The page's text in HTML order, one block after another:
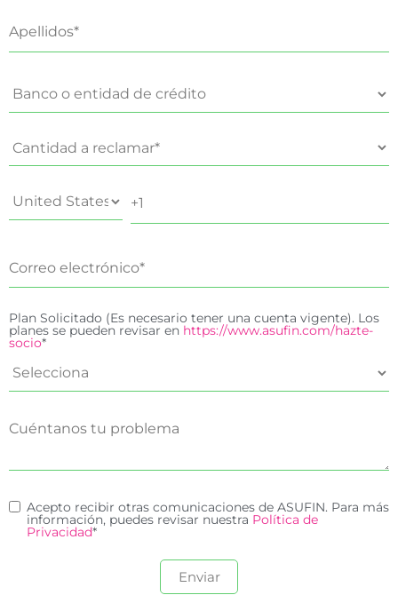
Plan Solicitado (Es necesario tener una cuenta vigente). Los
planes se pueden revisar en https://www.asufin.com/hazte-
socio*
Acepto recibir otras comunicaciones de ASUFIN. Para más
información, puedes revisar nuestra Política de
Privacidad*